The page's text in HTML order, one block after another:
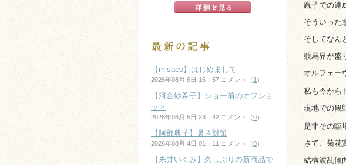
親子での達
そういった
そしてなん
競馬界が盛
オルフェー
私も今から
現地での観
是非その臨
さて、菊花
結構波乱傾
【misaco】はじめまして
2026年08月 6日 16：57 コメント（ 1 ）
【河合紗希子】ショー前のオフショ
ット
2026年08月 5日 23：42 コメント（0）
【阿部典子】暑さ対策
2026年08月 4日 01：11 コメント（0）
【糸井いくみ】久しぶりの新商品で